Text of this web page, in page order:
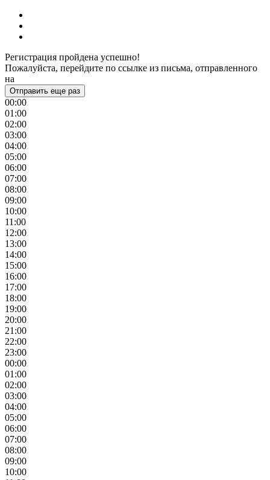
Регистрация пройдена успешно!
Пожалуйста, перейдите по ссылке из письма, отправленного
на
Отправить еще раз
00:00
01:00
02:00
03:00
04:00
05:00
06:00
07:00
08:00
09:00
10:00
11:00
12:00
13:00
14:00
15:00
16:00
17:00
18:00
19:00
20:00
21:00
22:00
23:00
00:00
01:00
02:00
03:00
04:00
05:00
06:00
07:00
08:00
09:00
10:00